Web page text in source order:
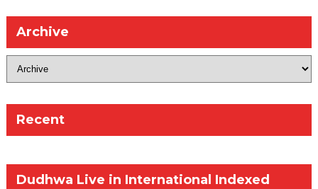
Archive
Recent
Dudhwa Live in International Indexed